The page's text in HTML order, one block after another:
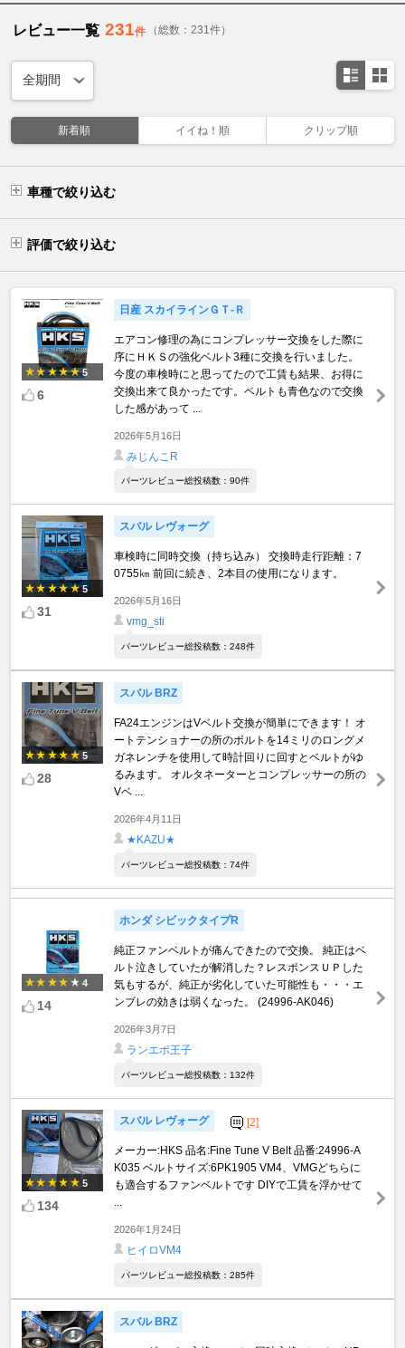
レビュー一覧 231件 （総数：231件）
新着順 イイね！順 クリップ順
車種で絞り込む
評価で絞り込む
5
6
日産 スカイラインＧＴ‐Ｒ
エアコン修理の為にコンプレッサー交換をした際に
序にＨＫＳの強化ベルト3種に交換を行いました。
今度の車検時にと思ってたので工賃も結果、お得に
交換出来て良かったです。ベルトも青色なので交換
した感があって ...
2026年5月16日
みじんこR
パーツレビュー総投稿数：90件
5
31
スバル レヴォーグ
車検時に同時交換（持ち込み） 交換時走行距離：7
0755㎞ 前回に続き、2本目の使用になります。
2026年5月16日
vmg_sti
パーツレビュー総投稿数：248件
5
28
スバル BRZ
FA24エンジンはVベルト交換が簡単にできます！ オ
ートテンショナーの所のボルトを14ミリのロングメ
ガネレンチを使用して時計回りに回すとベルトがゆ
るみます。 オルタネーターとコンプレッサーの所の
Vベ ...
2026年4月11日
★KAZU★
パーツレビュー総投稿数：74件
4
14
ホンダ シビックタイプR
純正ファンベルトが痛んできたので交換。 純正はベ
ルト泣きしていたが解消した？レスポンスＵＰした
気もするが、純正が劣化していた可能性も・・・エ
ンブレの効きは弱くなった。 (24996-AK046)
2026年3月7日
ランエボ王子
パーツレビュー総投稿数：132件
5
134
スバル レヴォーグ [2]
メーカー:HKS 品名:Fine Tune V Belt 品番:24996-A
K035 ベルトサイズ:6PK1905 VM4、VMGどちらに
も適合するファンベルトです DIYで工賃を浮かせて
...
2026年1月24日
ヒイロVM4
パーツレビュー総投稿数：285件
スバル BRZ